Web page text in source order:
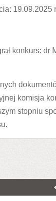
19.09.2025
konkurs: dr
komisja
stopniu